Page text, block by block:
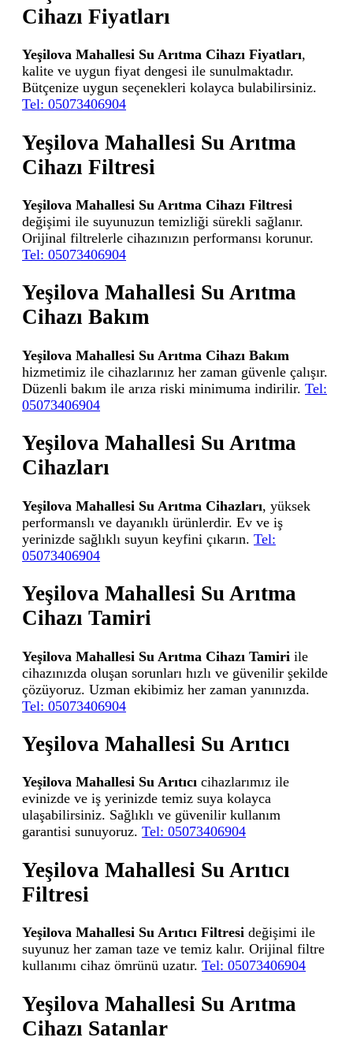
Cihazı Fiyatları
Yeşilova Mahallesi Su Arıtma Cihazı Fiyatları,
kalite ve uygun fiyat dengesi ile sunulmaktadır.
Bütçenize uygun seçenekleri kolayca bulabilirsiniz.
Tel: 05073406904
Yeşilova Mahallesi Su Arıtma
Cihazı Filtresi
Yeşilova Mahallesi Su Arıtma Cihazı Filtresi
değişimi ile suyunuzun temizliği sürekli sağlanır.
Orijinal filtrelerle cihazınızın performansı korunur.
Tel: 05073406904
Yeşilova Mahallesi Su Arıtma
Cihazı Bakım
Yeşilova Mahallesi Su Arıtma Cihazı Bakım
hizmetimiz ile cihazlarınız her zaman güvenle çalışır.
Düzenli bakım ile arıza riski minimuma indirilir. Tel:
05073406904
Yeşilova Mahallesi Su Arıtma
Cihazları
Yeşilova Mahallesi Su Arıtma Cihazları, yüksek
performanslı ve dayanıklı ürünlerdir. Ev ve iş
yerinizde sağlıklı suyun keyfini çıkarın. Tel:
05073406904
Yeşilova Mahallesi Su Arıtma
Cihazı Tamiri
Yeşilova Mahallesi Su Arıtma Cihazı Tamiri ile
cihazınızda oluşan sorunları hızlı ve güvenilir şekilde
çözüyoruz. Uzman ekibimiz her zaman yanınızda.
Tel: 05073406904
Yeşilova Mahallesi Su Arıtıcı
Yeşilova Mahallesi Su Arıtıcı cihazlarımız ile
evinizde ve iş yerinizde temiz suya kolayca
ulaşabilirsiniz. Sağlıklı ve güvenilir kullanım
garantisi sunuyoruz. Tel: 05073406904
Yeşilova Mahallesi Su Arıtıcı
Filtresi
Yeşilova Mahallesi Su Arıtıcı Filtresi değişimi ile
suyunuz her zaman taze ve temiz kalır. Orijinal filtre
kullanımı cihaz ömrünü uzatır. Tel: 05073406904
Yeşilova Mahallesi Su Arıtma
Cihazı Satanlar